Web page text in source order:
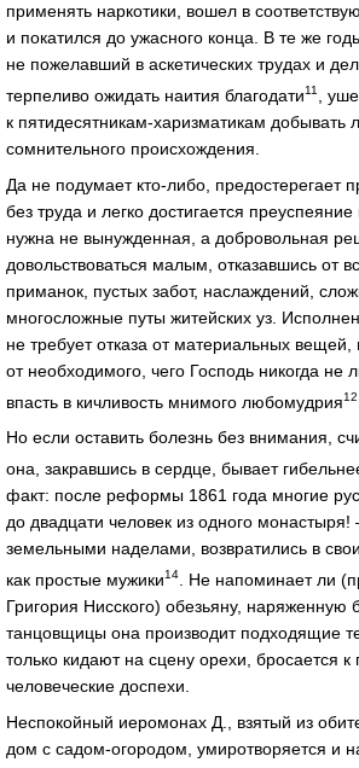
применять наркотики, вошел в
и покатился до ужасного конца. В те же
не пожелавший в аскетических трудах и
терпеливо ожидать наития благодати11
,
к пятидесятникам‑харизматикам добывать
сомнительного происхождения.
Да не подумает кто‑либо, предостерегает
без труда и легко достигается
нужна не вынужденная, а добровольная
довольствоваться малым, отказавшись от
приманок, пустых забот, наслаждений,
многосложные путы житейских уз.
не требует отказа от материальных вещей,
от необходимого, чего Господь никогда не
впасть в кичливость мнимого любомудрия12
Но если оставить болезнь без внимания,
она, закравшись в сердце, бывает
факт: после реформы 1861 года многие
до двадцати человек из одного
земельными наделами, возвратились в
как простые мужики14
. Не напоминает ли
Григория Нисского) обезьяну, наряженную
танцовщицы она производит подходящие
только кидают на сцену орехи, бросается
человеческие доспехи.
Неспокойный иеромонах Д., взятый из
дом с садом‑огородом, умиротворяется и